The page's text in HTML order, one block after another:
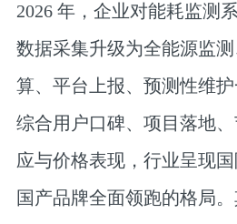
2026 年，企业对能耗监测
数据采集升级为全能源监
算、平台上报、预测性维护
综合用户口碑、项目落地
应与价格表现，行业呈现国
国产品牌全面领跑的格局